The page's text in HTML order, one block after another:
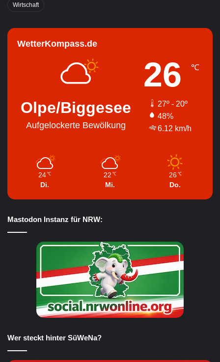
Wirtschaft
WetterKompass.de
Olpe/Biggesee
Aufgelockerte Bewölkung
26 ℃
27º - 20º
48%
6.12 km/h
24 ℃
Di.
22 ℃
Mi.
26 ℃
Do.
Mastodon Instanz für NRW:
Wer steckt hinter SüWeNa?